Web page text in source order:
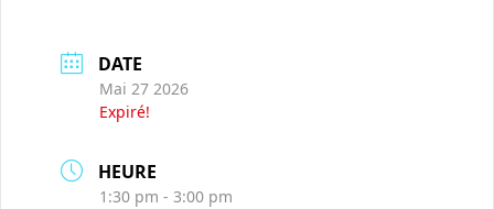
DATE
Mai 27 2026
Expiré!
HEURE
1:30 pm - 3:00 pm